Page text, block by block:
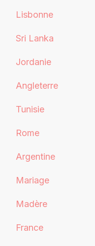
Lisbonne
Sri Lanka
Jordanie
Angleterre
Tunisie
Rome
Argentine
Mariage
Madère
France